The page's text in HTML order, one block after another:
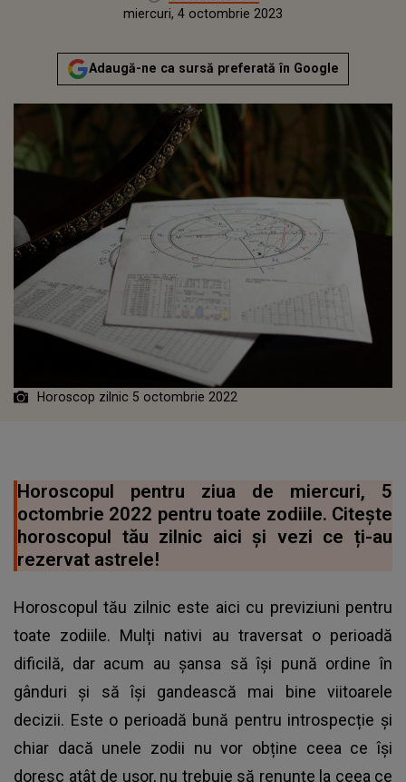
marți, 4 octombrie 2022Actualizat:
miercuri, 4 octombrie 2023
Adaugă-ne ca sursă preferată în Google
Horoscop zilnic 5 octombrie 2022
Horoscopul pentru ziua de miercuri, 5
octombrie 2022 pentru toate zodiile. Citește
horoscopul tău zilnic aici și vezi ce ți-au
rezervat astrele!
Horoscopul tău zilnic este aici cu previziuni pentru
toate zodiile. Mulți nativi au traversat o perioadă
dificilă, dar acum au șansa să își pună ordine în
gânduri și să își gandească mai bine viitoarele
decizii. Este o perioadă bună pentru introspecție și
chiar dacă unele zodii nu vor obține ceea ce își
doresc atât de ușor, nu trebuie să renunțe la ceea ce